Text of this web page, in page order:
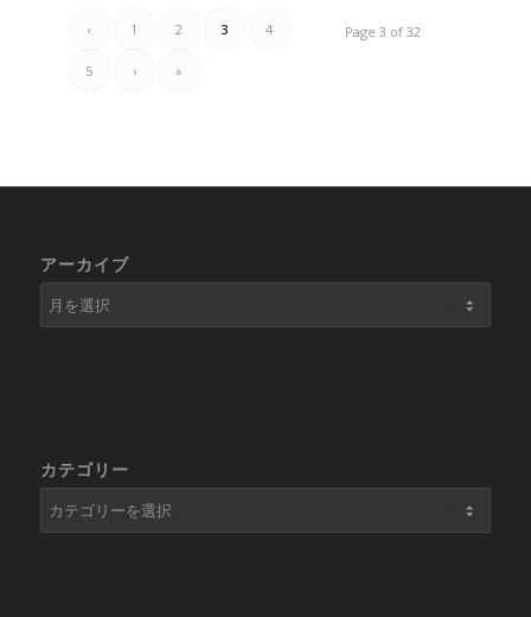
Page 3 of 32
‹ 1 2 3 4
5 › »
アーカイブ
カテゴリー